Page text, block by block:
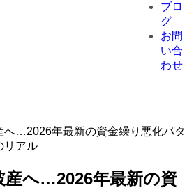
ブロ
グ
お問
い合
わせ
へ…2026年最新の資金繰り悪化パタ
リアル
産へ…2026年最新の資